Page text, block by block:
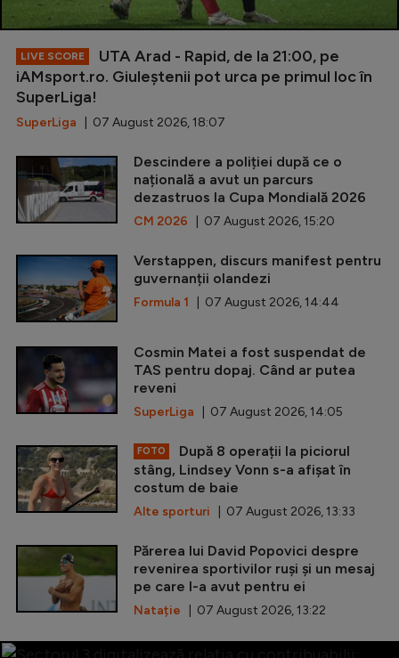
LIVE SCORE
UTA Arad - Rapid, de la 21:00, pe
iAMsport.ro. Giuleștenii pot urca pe primul loc în
SuperLiga!
SuperLiga | 07 August 2026, 18:07
Descindere a poliției după ce o
națională a avut un parcurs
dezastruos la Cupa Mondială 2026
CM 2026 | 07 August 2026, 15:20
Verstappen, discurs manifest pentru
guvernanții olandezi
Formula 1 | 07 August 2026, 14:44
Cosmin Matei a fost suspendat de
TAS pentru dopaj. Când ar putea
reveni
SuperLiga | 07 August 2026, 14:05
FOTO
După 8 operații la piciorul
stâng, Lindsey Vonn s-a afișat în
costum de baie
Alte sporturi | 07 August 2026, 13:33
Părerea lui David Popovici despre
revenirea sportivilor ruși și un mesaj
pe care l-a avut pentru ei
Natație | 07 August 2026, 13:22